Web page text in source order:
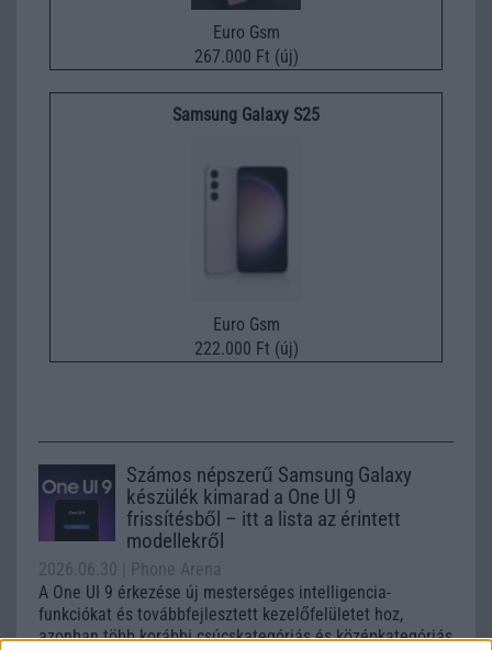
Euro Gsm
267.000 Ft (új)
Samsung Galaxy S25
Euro Gsm
222.000 Ft (új)
Számos népszerű Samsung Galaxy
készülék kimarad a One UI 9
frissítésből – itt a lista az érintett
modellekről
2026.06.30
| Phone Arena
A One UI 9 érkezése új mesterséges intelligencia-
funkciókat és továbbfejlesztett kezelőfelületet hoz,
azonban több korábbi csúcskategóriás és középkategóriás